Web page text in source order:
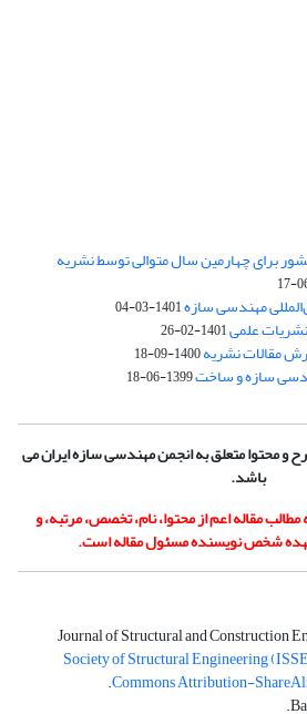
برای چهارمین سال متوالی توسط نشریه
مهندسی سازه1401-03-04
علمی1401-02-26
مقالات نشریه1400-09-18
1399-06-18
و محتوا متعلق به انجمن مهندسی سازه ایران می
باشد.
مقاله اعم از محتوا، نام، تخصص، مرتبه، و
شخص نویسنده مسئول مقاله است.
Journal of Structural and Construction
Society of Structural Engineering
Commons Attribution-
.
.